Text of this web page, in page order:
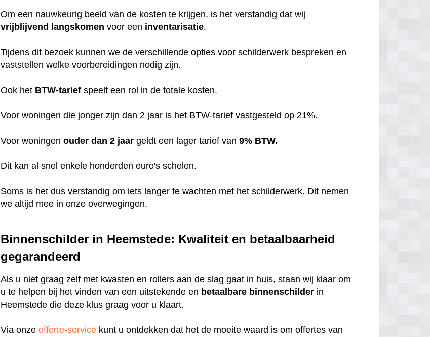
Om een nauwkeurig beeld van de kosten te krijgen, is het verstandig dat wij
vrijblijvend langskomen voor een inventarisatie.
Tijdens dit bezoek kunnen we de verschillende opties voor schilderwerk bespreken en
vaststellen welke voorbereidingen nodig zijn.
Ook het BTW-tarief speelt een rol in de totale kosten.
Voor woningen die jonger zijn dan 2 jaar is het BTW-tarief vastgesteld op 21%.
Voor woningenouder dan 2 jaar geldt een lager tarief van9% BTW.
Dit kan al snel enkele honderden euro's schelen.
Soms is het dus verstandig om iets langer te wachten met het schilderwerk. Dit nemen
we altijd mee in onze overwegingen.
Binnenschilder in Heemstede: Kwaliteit en betaalbaarheid
gegarandeerd
Als u niet graag zelf met kwasten en rollers aan de slag gaat in huis, staan wij klaar om
u te helpen bij het vinden van een uitstekende en betaalbare binnenschilder in
Heemstede die deze klus graag voor u klaart.
Via onzeofferte-service kunt u ontdekken dat het de moeite waard is om offertes van